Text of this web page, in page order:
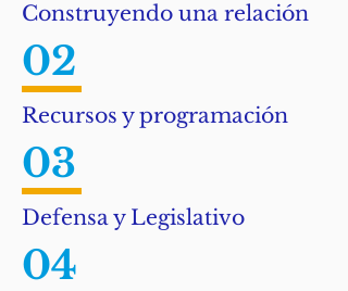
Construyendo una relación
02
Recursos y programación
03
Defensa y Legislativo
04